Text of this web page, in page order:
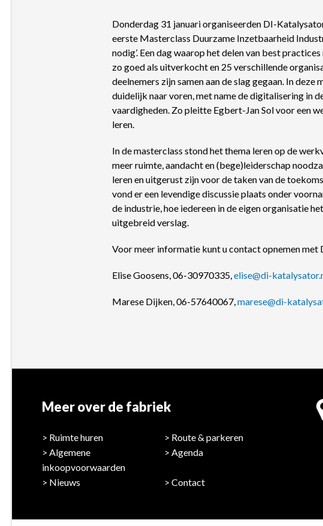
Donderdag 31 januari organiseerden DI-
eerste Masterclass Duurzame Inzetbaarheid
nodig’. Een dag waarop het delen van best
zo goed als uitverkocht en 25 verschillende
deelnemers zijn samen aan de slag gegaan. In
duidelijk naar voren, met name de digitalisering in
vaardigheden. Zo pleitte Egbert-Jan Sol voor een
leren.
In de masterclass stond het thema leren op de
meer ruimte, aandacht en (bege)leiderschap
leren en uitgerust zijn voor de taken van de
vond er een levendige discussie plaats onder
de industrie, hoe iedereen in de eigen organisatie
uitgebreid verslag.
Voor meer informatie kunt u contact opnemen
Elise Goosens, 06-30970335, elise@di-
Marese Dijken, 06-57640067, marese@di-
Meer over de fabriek
Ruimte huren
Route & parkeren
Algemene
inkoopvoorwaarden
Agenda
Nieuws Contact